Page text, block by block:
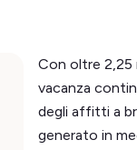
Con oltre 2,25
vacanza
degli affitti a
generato in